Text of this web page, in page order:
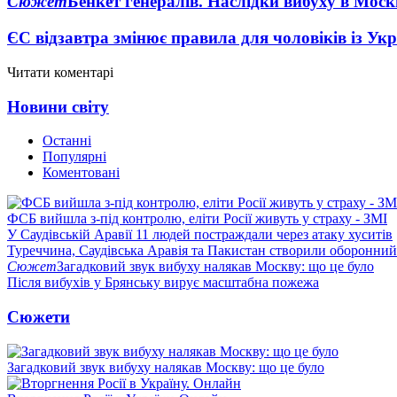
ЄС відзавтра змінює правила для чоловіків із
Читати коментарі
Новини світу
Останні
Популярні
Коментовані
ФСБ вийшла з-під контролю, еліти Росії живуть у страху - ЗМІ
У Саудівській Аравії 11 людей постраждали через атаку хуситів
Туреччина, Саудівська Аравія та Пакистан створили
СюжетЗагадковий звук вибуху налякав Москву: що це було
Після вибухів у Брянську вирує масштабна пожежа
Сюжети
Загадковий звук вибуху налякав Москву: що це було